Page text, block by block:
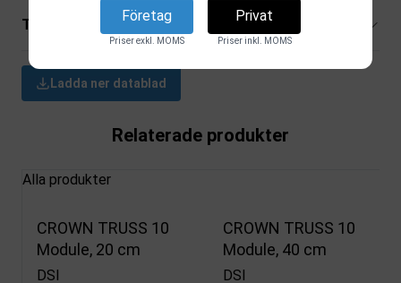
Tekniska specifikationer
Ladda ner datablad
Relaterade produkter
Alla produkter
CROWN TRUSS 10
Module, 20 cm
DSI
CROWN TRUSS 10
Module, 40 cm
DSI
Företag
Priser exkl. MOMS
Privat
Priser inkl. MOMS